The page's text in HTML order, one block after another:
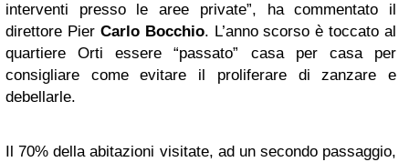
interventi presso le aree private”, ha commentato il
direttore Pier Carlo Bocchio. L’anno scorso è toccato al
quartiere Orti essere “passato” casa per casa per
consigliare come evitare il proliferare di zanzare e
debellarle.
Il 70% della abitazioni visitate, ad un secondo passaggio,